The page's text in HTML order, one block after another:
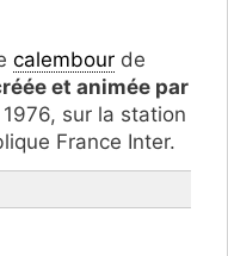
calembour de
et animée par
1976, sur la station
France Inter.